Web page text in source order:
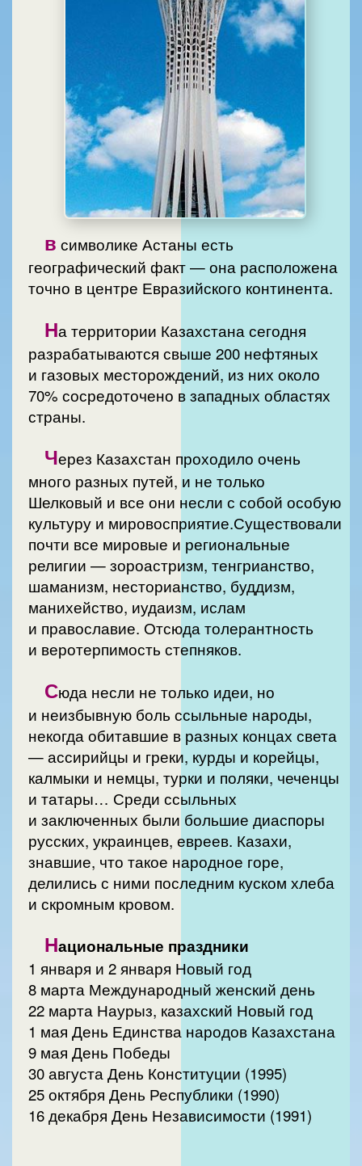
в символике Астаны есть
географический факт — она расположена
точно в центре Евразийского континента.
На территории Казахстана сегодня
разрабатываются свыше 200 нефтяных
и газовых месторождений, из них около
70% сосредоточено в западных областях
страны.
Через Казахстан проходило очень
много разных путей, и не только
Шелковый и все они несли с собой особую
культуру и мировосприятие.Существовали
почти все мировые и региональные
религии — зороастризм, тенгрианство,
шаманизм, несторианство, буддизм,
манихейство, иудаизм, ислам
и православие. Отсюда толерантность
и веротерпимость степняков.
Сюда несли не только идеи, но
и неизбывную боль ссыльные народы,
некогда обитавшие в разных концах света
— ассирийцы и греки, курды и корейцы,
калмыки и немцы, турки и поляки, чеченцы
и татары… Среди ссыльных
и заключенных были большие диаспоры
русских, украинцев, евреев. Казахи,
знавшие, что такое народное горе,
делились с ними последним куском хлеба
и скромным кровом.
Национальные праздники
1 января и 2 января Новый год
8 марта Международный женский день
22 марта Наурыз, казахский Новый год
1 мая День Единства народов Казахстана
9 мая День Победы
30 августа День Конституции (1995)
25 октября День Республики (1990)
16 декабря День Независимости (1991)